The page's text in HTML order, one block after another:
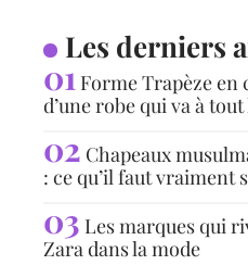
Les derniers
Forme Trapèze en
d’une robe qui va à
Chapeaux
: ce qu’il faut vraiment
Les marques qui
Zara dans la mode